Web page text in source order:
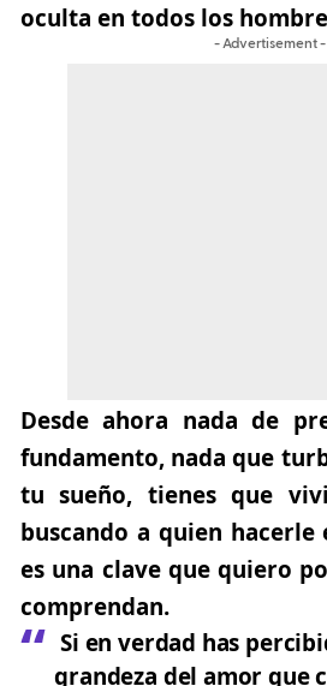
oculta en todos los
- Advertisement -
Desde ahora nada de
fundamento, nada que
tu sueño, tienes que
buscando a quien hacerle
es una clave que quiero
comprendan.
Si en verdad has
grandeza del amor que